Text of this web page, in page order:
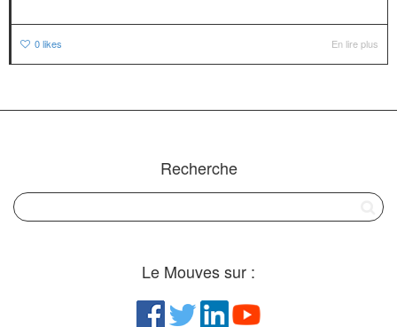
0likes En lire plus
Recherche
Le Mouves sur :